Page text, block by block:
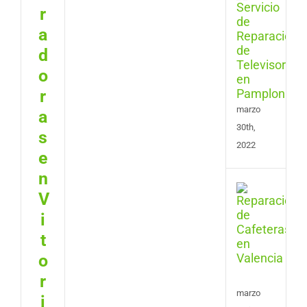
r
a
d
o
r
a
s
e
n
V
i
t
o
r
i
de
en
marzo
30th,
2022
de
de
en
marzo